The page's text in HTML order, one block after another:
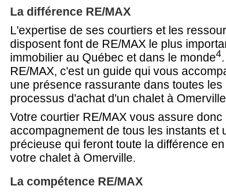
La différence RE/MAX
L'expertise de ses courtiers et les
disposent font de RE/MAX le plus
immobilier au Québec et dans le monde4
RE/MAX, c'est un guide qui vous
une présence rassurante dans toutes les
processus d'achat d'un chalet à
Votre courtier RE/MAX vous assure donc
accompagnement de tous les instants et
précieuse qui feront toute la différence
votre chalet à Omerville.
La compétence RE/MAX